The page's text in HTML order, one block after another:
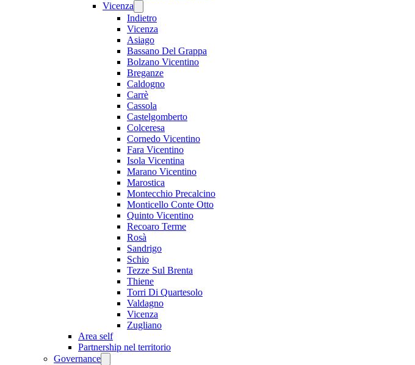
Vicenza
Indietro
Vicenza
Asiago
Bassano Del Grappa
Bolzano Vicentino
Breganze
Caldogno
Carrè
Cassola
Castelgomberto
Colceresa
Cornedo Vicentino
Fara Vicentino
Isola Vicentina
Marano Vicentino
Marostica
Montecchio Precalcino
Monticello Conte Otto
Quinto Vicentino
Recoaro Terme
Rosà
Sandrigo
Schio
Tezze Sul Brenta
Thiene
Torri Di Quartesolo
Valdagno
Vicenza
Zugliano
Area self
Partnership nel territorio
Governance